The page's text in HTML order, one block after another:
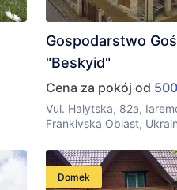
Gospodarstwo
"Beskyid"
Cena za pokój od
Vul. Halytska, 82a,
Frankivska Oblast,
Domek